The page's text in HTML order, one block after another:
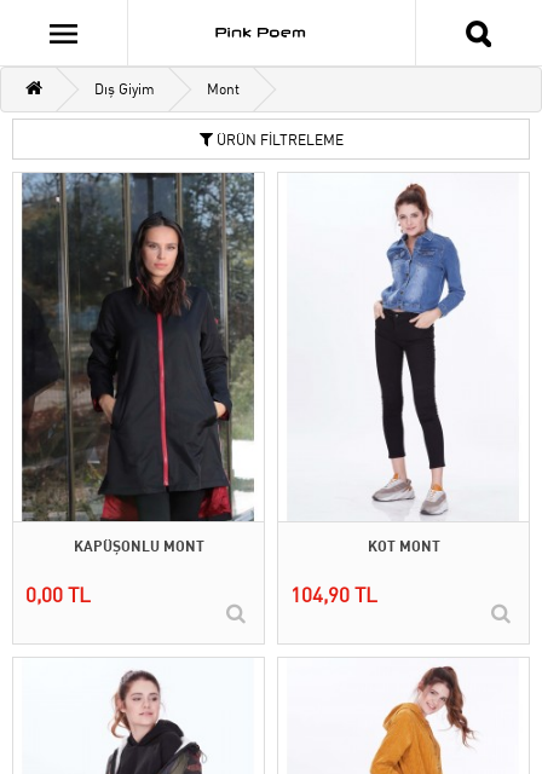
Dış Giyim Mont
ÜRÜN FİLTRELEME
KAPÜŞONLU MONT
0,00 TL
KOT MONT
104,90 TL